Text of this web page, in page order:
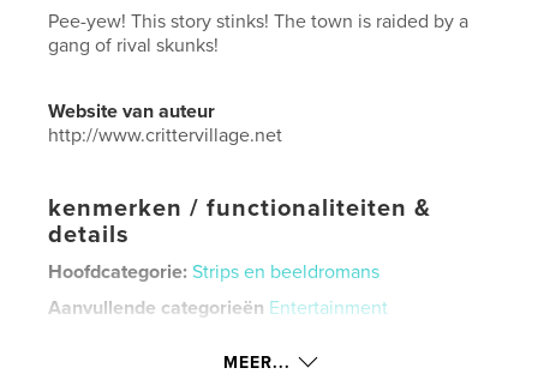
Pee-yew! This story stinks! The town is raided by a
gang of rival skunks!
Website van auteur
http://www.crittervillage.net
kenmerken / functionaliteiten &
details
Hoofdcategorie: Strips en beeldromans
Aanvullende categorieën Entertainment
MEER...